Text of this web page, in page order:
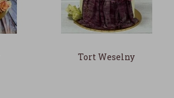
Tort Weselny